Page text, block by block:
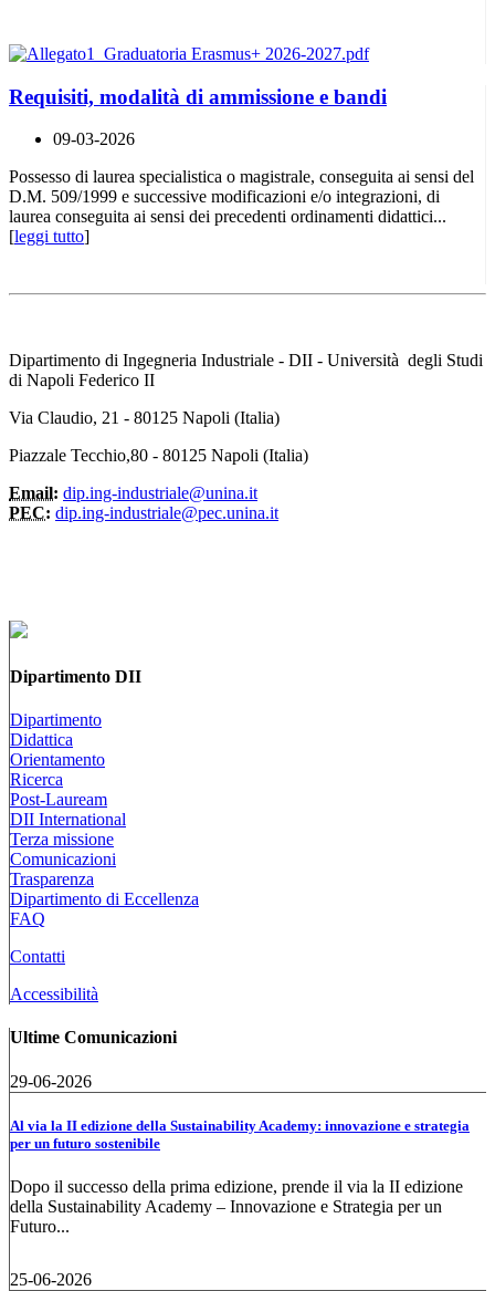
Requisiti, modalità di ammissione e bandi
09-03-2026
Possesso di laurea specialistica o magistrale, conseguita ai sensi del
D.M. 509/1999 e successive modificazioni e/o integrazioni, di
laurea conseguita ai sensi dei precedenti ordinamenti didattici...
[leggi tutto]
Dipartimento di Ingegneria Industriale - DII - Università degli Studi
di Napoli Federico II
Via Claudio, 21 - 80125 Napoli (Italia)
Piazzale Tecchio,80 - 80125 Napoli (Italia)
Email: dip.ing-industriale@unina.it
PEC: dip.ing-industriale@pec.unina.it
Dipartimento DII
Dipartimento
Didattica
Orientamento
Ricerca
Post-Lauream
DII International
Terza missione
Comunicazioni
Trasparenza
Dipartimento di Eccellenza
FAQ
Contatti
Accessibilità
Ultime Comunicazioni
29-06-2026
Al via la II edizione della Sustainability Academy: innovazione e strategia
per un futuro sostenibile
Dopo il successo della prima edizione, prende il via la II edizione
della Sustainability Academy – Innovazione e Strategia per un
Futuro...
25-06-2026